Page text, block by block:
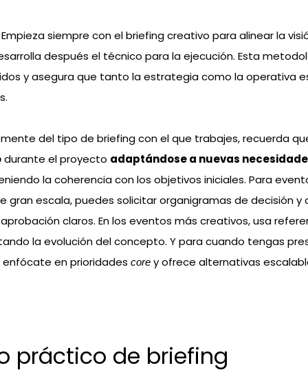
Empieza siempre con el briefing creativo para alinear la
después el técnico para la ejecución. Esta
y asegura que tanto la estrategia como la operativa
del tipo de briefing con el que trabajes, recuerda
durante el proyecto adaptándose a nuevas
la coherencia con los objetivos iniciales. Para
gran escala, puedes solicitar organigramas de decisión y
claros. En los eventos más creativos, usa
la evolución del concepto. Y para cuando tengas
en prioridades corey ofrece alternativas
práctico de briefing